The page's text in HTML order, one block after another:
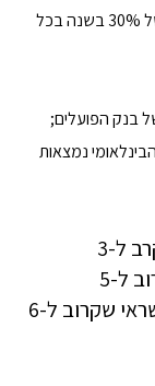
של מעל 14 מיליארד שק – מדובר על קצב גידול של 30% בשנה בכל
בנק הפועלים;
נמצאות
תיק האשראי הצרכני של ישראכרט מתקרב ל-3
מיליארד שקל. כאל עם יק אשראי של קרוב ל-5
מיליארד שקל, ולאומי קארד עם תיק אשראי שקרוב ל-6